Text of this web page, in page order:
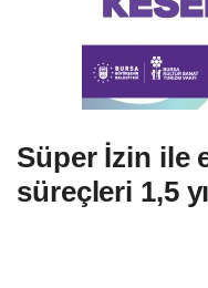
Süper İzin ile
süreçleri 1,5